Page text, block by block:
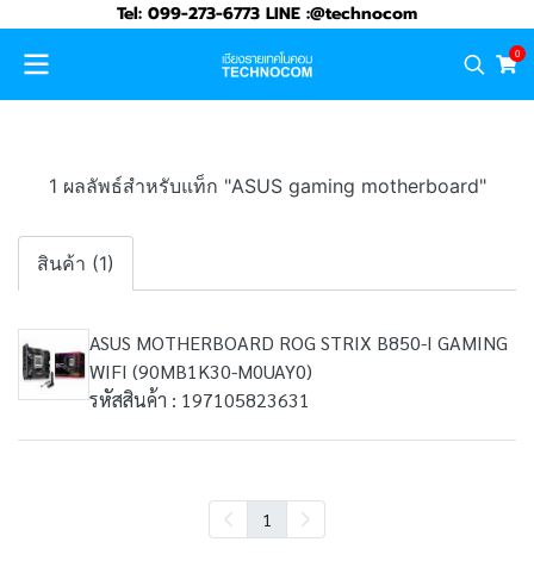
Tel: 099-273-6773 LINE :@technocom
0
1 ผลลัพธ์สำหรับแท็ก "ASUS gaming motherboard"
สินค้า (1)
ASUS MOTHERBOARD ROG STRIX B850-I GAMING
WIFI (90MB1K30-M0UAY0)
รหัสสินค้า : 197105823631
1